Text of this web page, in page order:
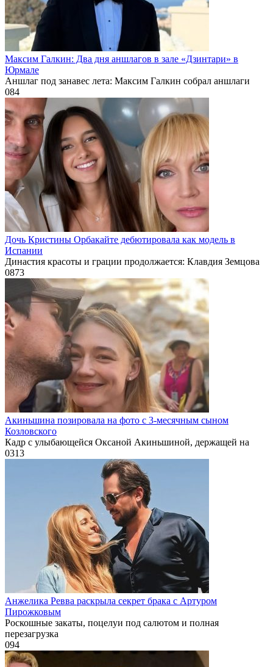
Максим Галкин: Два дня аншлагов в зале «Дзинтари» в
Юрмале
Аншлаг под занавес лета: Максим Галкин собрал аншлаги
084
Дочь Кристины Орбакайте дебютировала как модель в
Испании
Династия красоты и грации продолжается: Клавдия Земцова
0873
Акиньшина позировала на фото с 3-месячным сыном
Козловского
Кадр с улыбающейся Оксаной Акиньшиной, держащей на
0313
Анжелика Ревва раскрыла секрет брака с Артуром
Пирожковым
Роскошные закаты, поцелуи под салютом и полная
перезагрузка
094